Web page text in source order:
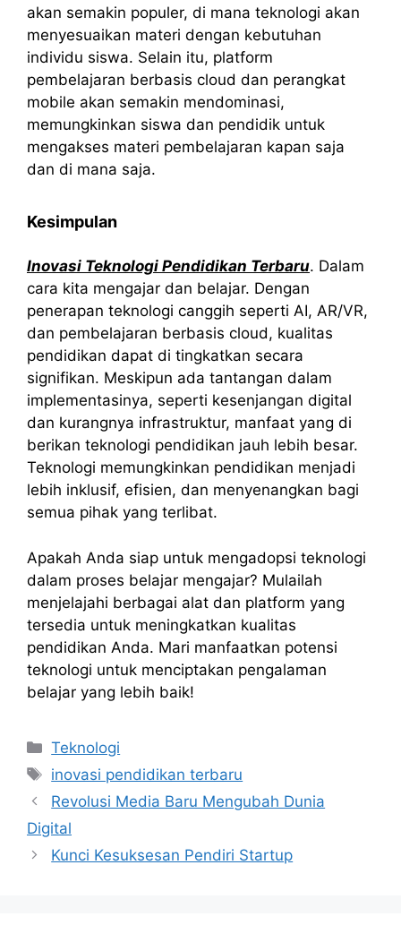
akan semakin populer, di mana teknologi akan
menyesuaikan materi dengan kebutuhan
individu siswa. Selain itu, platform
pembelajaran berbasis cloud dan perangkat
mobile akan semakin mendominasi,
memungkinkan siswa dan pendidik untuk
mengakses materi pembelajaran kapan saja
dan di mana saja.
Kesimpulan
Inovasi Teknologi Pendidikan Terbaru. Dalam
cara kita mengajar dan belajar. Dengan
penerapan teknologi canggih seperti AI, AR/VR,
dan pembelajaran berbasis cloud, kualitas
pendidikan dapat di tingkatkan secara
signifikan. Meskipun ada tantangan dalam
implementasinya, seperti kesenjangan digital
dan kurangnya infrastruktur, manfaat yang di
berikan teknologi pendidikan jauh lebih besar.
Teknologi memungkinkan pendidikan menjadi
lebih inklusif, efisien, dan menyenangkan bagi
semua pihak yang terlibat.
Apakah Anda siap untuk mengadopsi teknologi
dalam proses belajar mengajar? Mulailah
menjelajahi berbagai alat dan platform yang
tersedia untuk meningkatkan kualitas
pendidikan Anda. Mari manfaatkan potensi
teknologi untuk menciptakan pengalaman
belajar yang lebih baik!
Kategori
Teknologi
Tag
inovasi pendidikan terbaru
Revolusi Media Baru Mengubah Dunia
Digital
Kunci Kesuksesan Pendiri Startup